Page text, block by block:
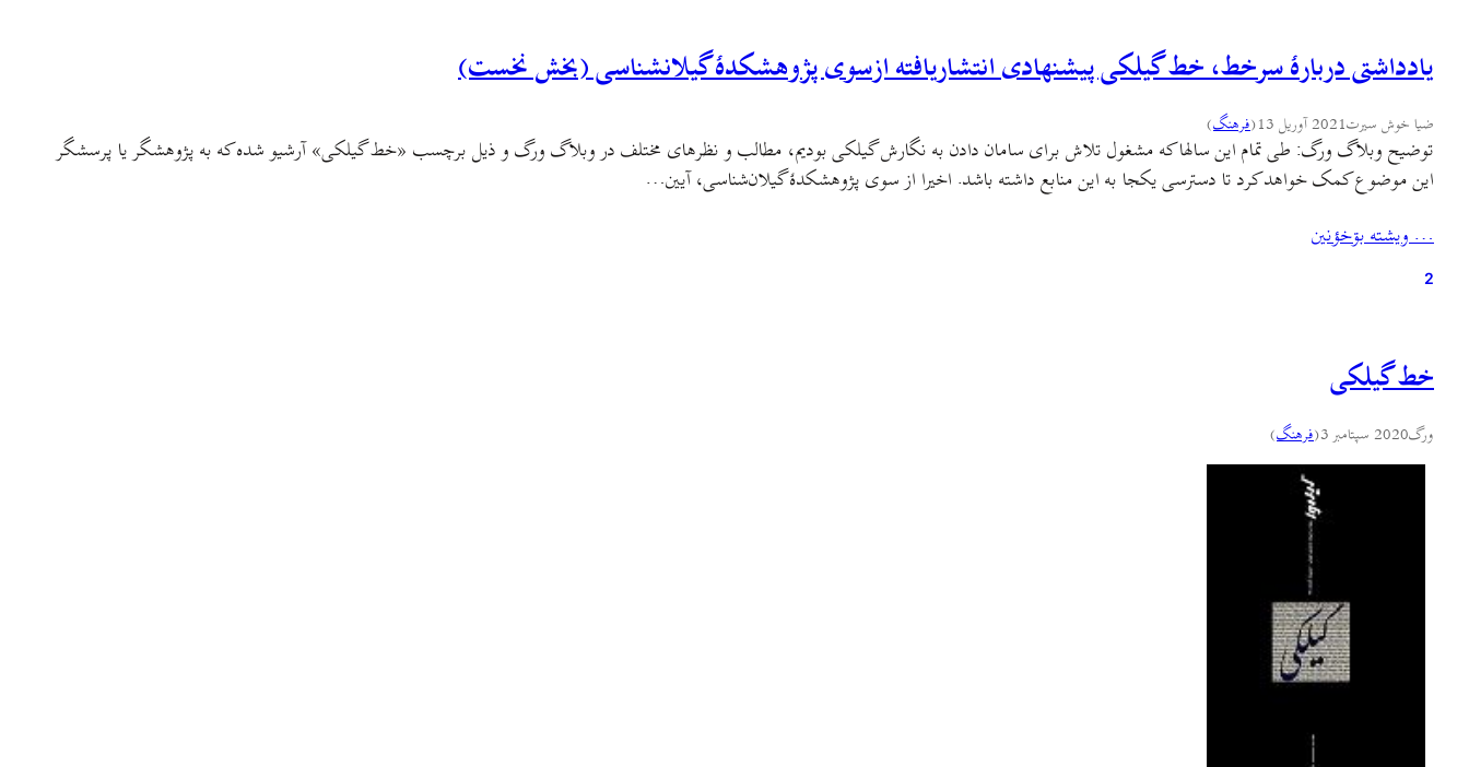
یادداشتی دربارهٔ سرخط، خط گیلکی پیشنهادی انتشاریافته ازسوی پژوهشکدهٔ گیلانشناسی (بخش نخست)
ضیا خوش سیرت2021 آوریل 13 (فرهنگ)
توضیح وبلاگ ورگ: طی تمام این سالها که مشغول تلاش برای سامان دادن به نگارش گیلکی بودیم، مطالب و نظرهای مختلف در وبلاگ ورگ و ذیل برچسب «خط گیلکی» آرشیو شده که به پژوهشگر یا پرسشگر
این موضوع کمک خواهد کرد تا دسترسی یکجا به این منابع داشته باشد. اخیرا از سوی پژوهشکدهٔ گیلان‌شناسی، آیین…
… ويشته بۊخؤنين
2
خط گیلکی
ورگ2020 سپتامبر 3 (فرهنگ)